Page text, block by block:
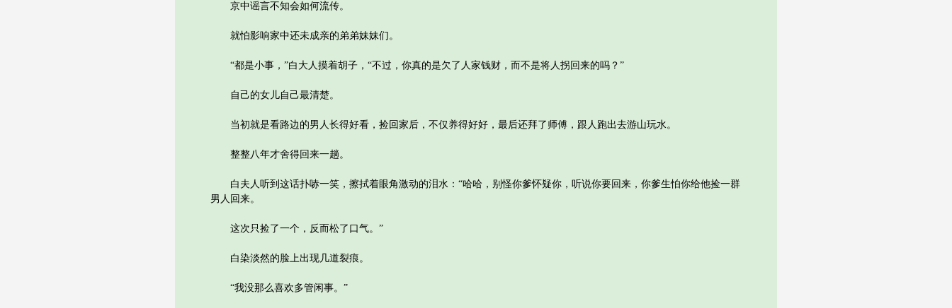
京中谣言不知会如何流传。
就怕影响家中还未成亲的弟弟妹妹们。
“都是小事，”白大人摸着胡子，“不过，你真的是欠了人家钱财，而不是将人拐回来的吗？”
自己的女儿自己最清楚。
当初就是看路边的男人长得好看，捡回家后，不仅养得好好，最后还拜了师傅，跟人跑出去游山玩水。
整整八年才舍得回来一趟。
白夫人听到这话扑哧一笑，擦拭着眼角激动的泪水：“哈哈，别怪你爹怀疑你，听说你要回来，你爹生怕你给他捡一群
男人回来。
这次只捡了一个，反而松了口气。”
白染淡然的脸上出现几道裂痕。
“我没那么喜欢多管闲事。”